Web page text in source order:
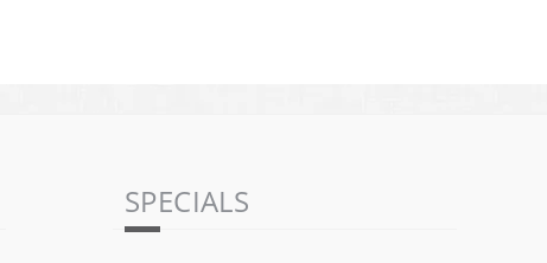
SPECIALS